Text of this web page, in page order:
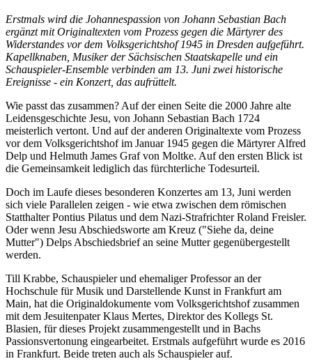
Erstmals wird die Johannespassion von Johann Sebastian Bach
ergänzt mit Originaltexten vom Prozess gegen die Märtyrer des
Widerstandes vor dem Volksgerichtshof 1945 in Dresden aufgeführt.
Kapellknaben, Musiker der Sächsischen Staatskapelle und ein
Schauspieler-Ensemble verbinden am 13. Juni zwei historische
Ereignisse - ein Konzert, das aufrüttelt.
Wie passt das zusammen? Auf der einen Seite die 2000 Jahre alte
Leidensgeschichte Jesu, von Johann Sebastian Bach 1724
meisterlich vertont. Und auf der anderen Originaltexte vom Prozess
vor dem Volksgerichtshof im Januar 1945 gegen die Märtyrer Alfred
Delp und Helmuth James Graf von Moltke. Auf den ersten Blick ist
die Gemeinsamkeit lediglich das fürchterliche Todesurteil.
Doch im Laufe dieses besonderen Konzertes am 13, Juni werden
sich viele Parallelen zeigen - wie etwa zwischen dem römischen
Statthalter Pontius Pilatus und dem Nazi-Strafrichter Roland Freisler.
Oder wenn Jesu Abschiedsworte am Kreuz ("Siehe da, deine
Mutter") Delps Abschiedsbrief an seine Mutter gegenübergestellt
werden.
Till Krabbe, Schauspieler und ehemaliger Professor an der
Hochschule für Musik und Darstellende Kunst in Frankfurt am
Main, hat die Originaldokumente vom Volksgerichtshof zusammen
mit dem Jesuitenpater Klaus Mertes, Direktor des Kollegs St.
Blasien, für dieses Projekt zusammengestellt und in Bachs
Passionsvertonung eingearbeitet. Erstmals aufgeführt wurde es 2016
in Frankfurt. Beide treten auch als Schauspieler auf.